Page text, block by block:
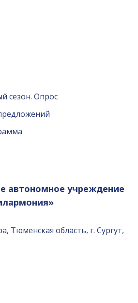
сезон. Опрос
автономное учреждение
Тюменская область, г. Сургут,